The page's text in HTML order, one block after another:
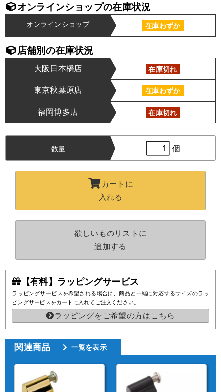
オンラインショップの在庫状況
オンラインショップ 在庫わずか
店舗別の在庫状況
大阪日本橋店 在庫切れ
東京秋葉原店 在庫わずか
福岡博多店 在庫切れ
【有料】ラッピングサービス
ラッピングサービスを希望される場合は、商品と一緒に対応するサイズのラッ
ピングサービスをカートに入れてご注文ください。
ラッピングをご希望の方はこちら
数量 個
カートに
入れる
欲しいものリストに
追加する
関連商品 一覧を表示